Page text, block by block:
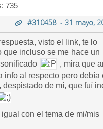
735
#310458- 31 mayo,
visto el link, te lo
que incluso se me hace un
, mira que
al respecto pero debía estar
despistado de mí, que fuí
con el tema de mi/mis